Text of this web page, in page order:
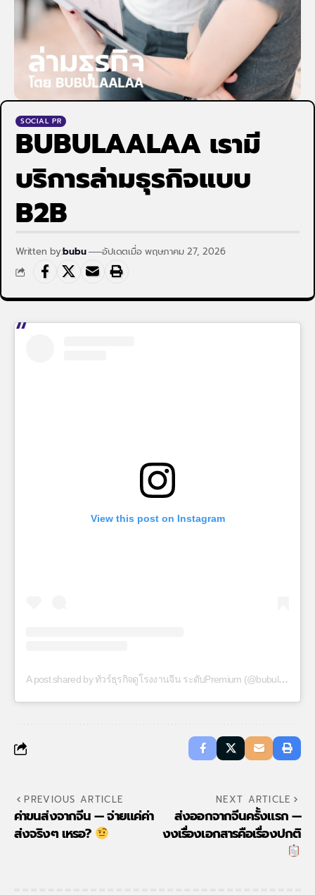
SOCIAL PR
BUBULAALAA เรามี
บริการล่ามธุรกิจแบบ
B2B
Written by:bubu อัปเดตเมื่อ พฤษภาคม 27, 2026
View this post on Instagram
A post shared by ทัวร์ธุรกิจดูโรงงานจีน ระดับPremium (@bubulaalaa)
PREVIOUS ARTICLE
ค่าขนส่งจากจีน — จ่ายแค่ค่า
ส่งจริงๆ เหรอ?
NEXT ARTICLE
ส่งออกจากจีนครั้งแรก —
งงเรื่องเอกสารคือเรื่องปกติ